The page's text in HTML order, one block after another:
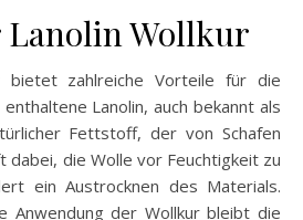
Lanolin Wollkur
bietet zahlreiche Vorteile für die
Lanolin, auch bekannt als
Fettstoff, der von Schafen
dabei, die Wolle vor Feuchtigkeit zu
ein Austrocknen des Materials.
Anwendung der Wollkur bleibt die